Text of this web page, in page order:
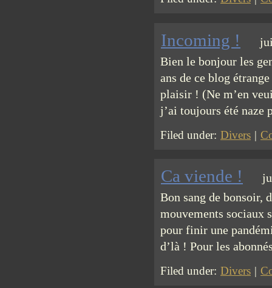
Incoming !
Bien le bonjour les
ans de ce blog
plaisir ! (Ne m’en
j’ai toujours été
Filed under: Divers |
Ca viende !
Bon sang de bonsoir,
mouvements sociaux
pour finir une
d’là ! Pour les
Filed under: Divers |